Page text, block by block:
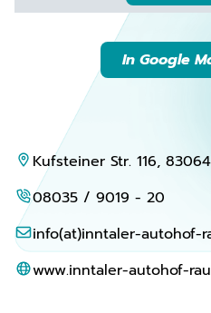
In Google
Kufsteiner Str. 116,
08035 / 9019 - 20
info(at)inntaler-autohof-
www.inntaler-autohof-